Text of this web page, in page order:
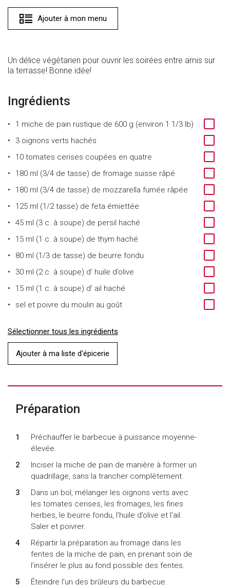
Ajouter à mon menu
Un délice végétarien pour ouvrir les soirées entre amis sur
la terrasse! Bonne idée!
Ingrédients
1 miche de pain rustique de 600 g (environ 1 1/3 lb)
3 oignons verts hachés
10 tomates cerises coupées en quatre
180 ml (3/4 de tasse) de fromage suisse râpé
180 ml (3/4 de tasse) de mozzarella fumée râpée
125 ml (1/2 tasse) de feta émiettée
45 ml (3 c. à soupe) de persil haché
15 ml (1 c. à soupe) de thym haché
80 ml (1/3 de tasse) de beurre fondu
30 ml (2 c. à soupe) d’ huile d’olive
15 ml (1 c. à soupe) d’ ail haché
sel et poivre du moulin au goût
Sélectionner tous les ingrédients
Ajouter à ma liste d'épicerie
Préparation
Préchauffer le barbecue à puissance moyenne-
élevée.
Inciser la miche de pain de manière à former un
quadrillage, sans la trancher complètement.
Dans un bol, mélanger les oignons verts avec
les tomates cerises, les fromages, les fines
herbes, le beurre fondu, l’huile d’olive et l’ail.
Saler et poivrer.
Répartir la préparation au fromage dans les
fentes de la miche de pain, en prenant soin de
l’insérer le plus au fond possible des fentes.
Éteindre l’un des brûleurs du barbecue.